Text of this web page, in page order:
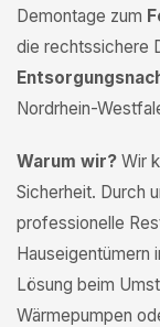
Demontage zum
die rechtssichere
Nordrhein-
Warum wir? Wir
Sicherheit. Durch
professionelle
Hauseigentümern
Lösung beim
Wärmepumpen